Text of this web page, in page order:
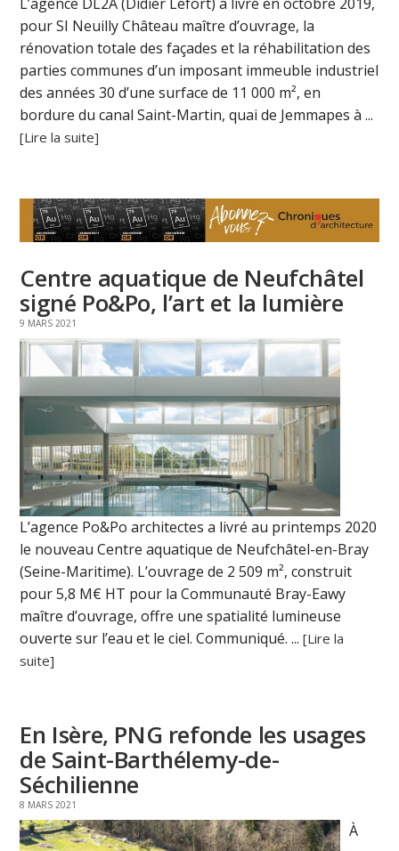
pour SI Neuilly Château maître d’ouvrage, la
rénovation totale des façades et la réhabilitation des
parties communes d’un imposant immeuble industriel
des années 30 d’une surface de 11 000 m², en
bordure du canal Saint-Martin, quai de Jemmapes à ...
[Lire la suite]
Centre aquatique de Neufchâtel
signé Po&Po, l’art et la lumière
9 MARS 2021
L’agence Po&Po architectes a livré au printemps 2020
le nouveau Centre aquatique de Neufchâtel-en-Bray
(Seine-Maritime). L’ouvrage de 2 509 m², construit
pour 5,8 M€ HT pour la Communauté Bray-Eawy
maître d’ouvrage, offre une spatialité lumineuse
ouverte sur l’eau et le ciel. Communiqué. ...[Lire la
suite]
En Isère, PNG refonde les usages
de Saint-Barthélemy-de-
Séchilienne
8 MARS 2021
À